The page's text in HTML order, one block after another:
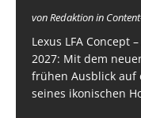
von Redaktion in
Lexus LFA Concept
2027: Mit dem
frühen Ausblick auf
seines ikonischen